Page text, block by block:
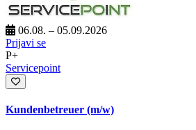
06.08. – 05.09.2026
Prijavi se
P+
Servicepoint
Kundenbetreuer (m/w)